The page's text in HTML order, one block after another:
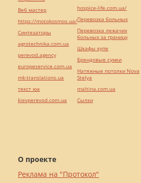
О проекте
Реклама на "Протокол"
Веб мастер
https://motokosmos.ua/
Синтезаторы
agrotechnika.com.ua
perevod.agency
europeservice.com.ua
mk-translations.ua
текст юа
kievperevod.com.ua
hospice-life.com.ua/
Перевозка больных
Перевозка лежачих
больных за границу
Шкафы купе
Брендовые сумки
Натяжные потолки Nova
Stelya
maltina.com.ua
Cылки